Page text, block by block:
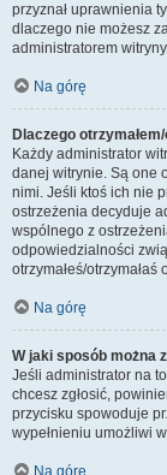
przyznał uprawnienia
dlaczego nie możesz
administratorem
Na górę
Dlaczego
Każdy administrator
danej witrynie. Są one
nimi. Jeśli ktoś ich nie
ostrzeżenia decyduje
wspólnego z
odpowiedzialności
otrzymałeś/
Na górę
W jaki sposób można
Jeśli administrator na
chcesz zgłosić,
przycisku spowoduje
wypełnieniu umożliwi
Na górę